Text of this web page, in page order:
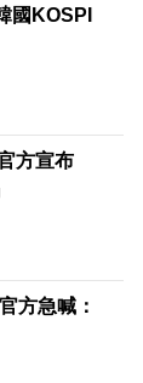
國KOSPI
方宣布
方急喊：